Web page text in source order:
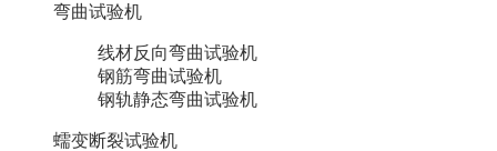
弯曲试验机
线材反向弯曲试验机
钢筋弯曲试验机
钢轨静态弯曲试验机
蠕变断裂试验机